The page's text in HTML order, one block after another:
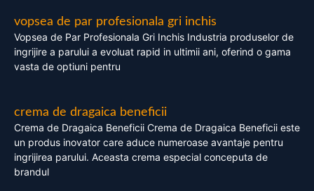
vopsea de par profesionala gri inchis
Vopsea de Par Profesionala Gri Inchis Industria produselor de
ingrijire a parului a evoluat rapid in ultimii ani, oferind o gama
vasta de optiuni pentru
crema de dragaica beneficii
Crema de Dragaica Beneficii Crema de Dragaica Beneficii este
un produs inovator care aduce numeroase avantaje pentru
ingrijirea parului. Aceasta crema especial conceputa de
brandul